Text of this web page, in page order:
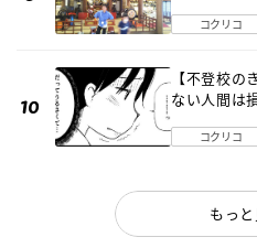
コクリコ
【不登校
ない人間は
コクリコ
もっと